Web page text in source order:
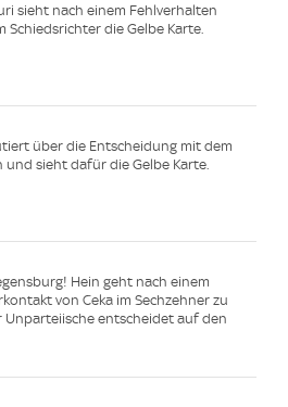
sieht nach einem Fehlverhalten
Schiedsrichter die Gelbe Karte.
über die Entscheidung mit dem
und sieht dafür die Gelbe Karte.
Hein geht nach einem
von Ceka im Sechzehner zu
Unparteiische entscheidet auf den